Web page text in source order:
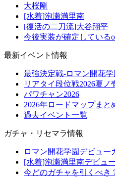
大桜剛
[水着]泡瀬満里南
[復活の二刀流]大谷翔平
今後実装が確定している
最新イベント情報
最強決定戦-ロマン開花
リアタイ段位戦2026夏ノ
パワチャン2026
2026年ロードマップまと
過去イベント一覧
ガチャ・リセマラ情報
ロマン開花学園デビュー
[水着]泡瀬満里南デビュ
今どのガチャを引くべき